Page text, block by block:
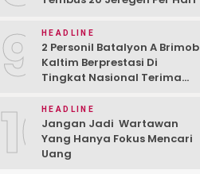
9 HEADLINE
2 Personil Batalyon A Brimob
Kaltim Berprestasi Di
Tingkat Nasional Terima
Satuan
10HEADLINE
Jangan Jadi Wartawan
Yang Hanya Fokus Mencari
Uang